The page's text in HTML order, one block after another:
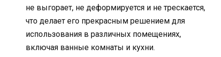
не выгорает, не деформируется и не трескается,
что делает его прекрасным решением для
использования в различных помещениях,
включая ванные комнаты и кухни.